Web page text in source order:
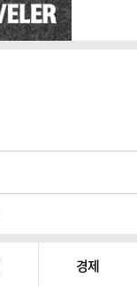
경제